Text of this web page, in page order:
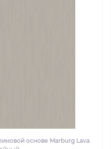
основе Marburg Lava